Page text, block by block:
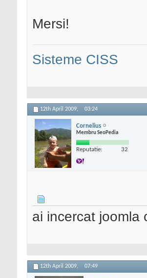
Mersi!
Sisteme CISS
12th April 2009, 03:24
Cornelius
Membru SeoPedia
Reputatie: 32
ai incercat joomla
12th April 2009, 07:49